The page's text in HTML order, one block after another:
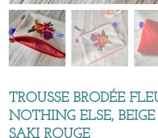
TROUSSE BRODÉE
NOTHING ELSE,
SAKI ROUGE